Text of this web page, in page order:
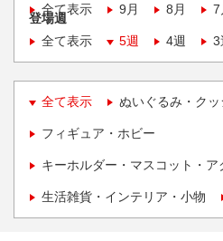
全て表示
9月 8月 7
登場週
全て表示
5週 4週 3
全て表示 ぬいぐるみ・クッ
フィギュア・ホビー
キーホルダー・マスコット・ア
生活雑貨・インテリア・小物